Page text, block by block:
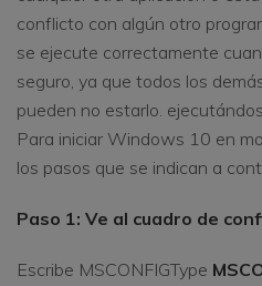
conflicto con algún otro
se ejecute correctamente
seguro, ya que todos los
pueden no estarlo.
Para iniciar Windows 10 en
los pasos que se indican a
Paso 1: Ve al cuadro de
Escribe MSCONFIGType